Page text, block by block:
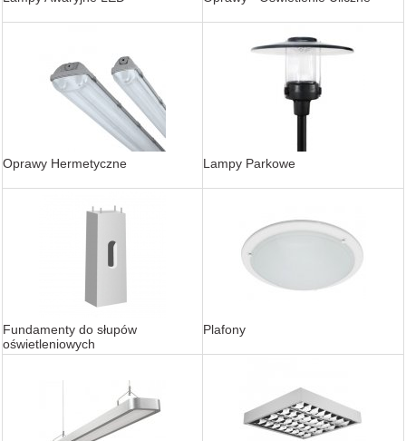
Oprawy Hermetyczne Lampy Parkowe
Fundamenty do słupów
oświetleniowych
Plafony